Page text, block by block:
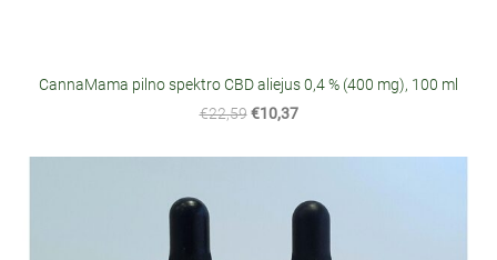
CannaMama pilno spektro CBD aliejus 0,4 % (400 mg), 100 ml
€22,59 €10,37